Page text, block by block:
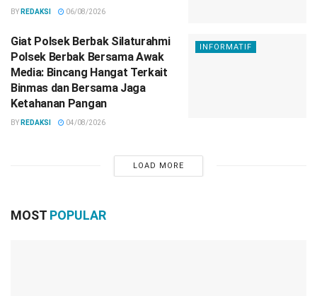
BY REDAKSI 06/08/2026
INFORMATIF
Giat Polsek Berbak Silaturahmi
Polsek Berbak Bersama Awak
Media: Bincang Hangat Terkait
Binmas dan Bersama Jaga
Ketahanan Pangan
BY REDAKSI 04/08/2026
LOAD MORE
MOST POPULAR